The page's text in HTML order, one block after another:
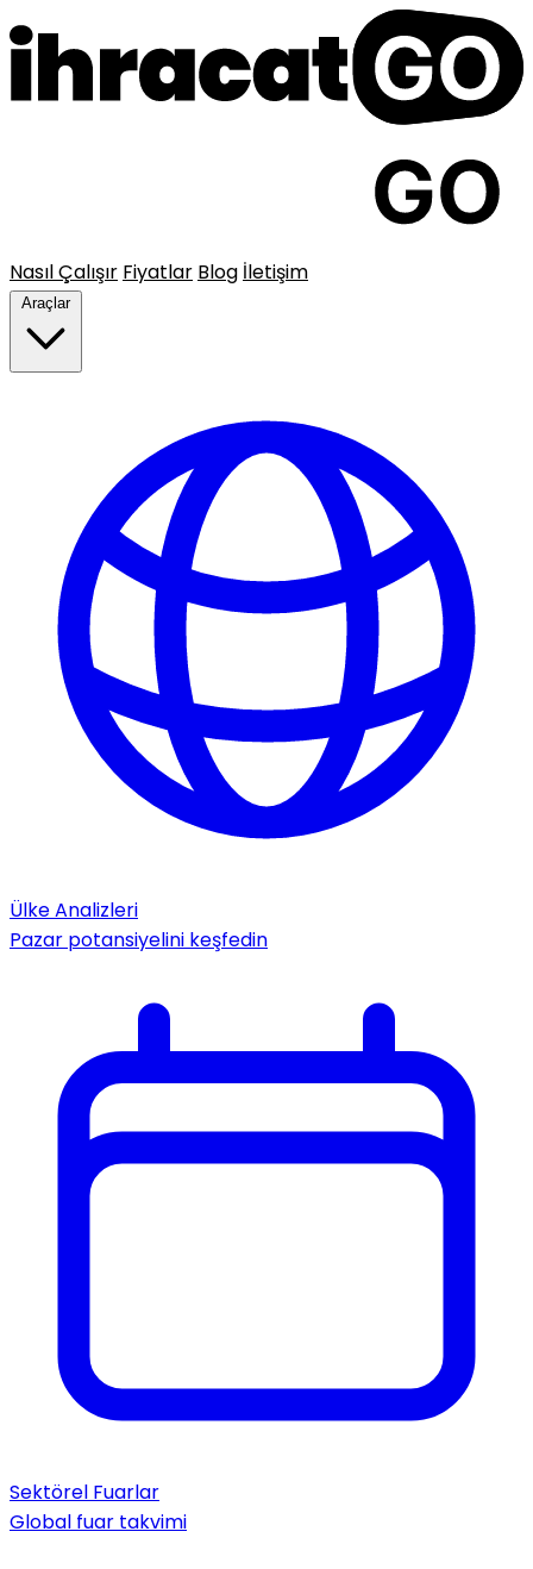
Nasıl Çalışır Fiyatlar Blog İletişim
Araçlar
Ülke Analizleri
Pazar potansiyelini keşfedin
Sektörel Fuarlar
Global fuar takvimi